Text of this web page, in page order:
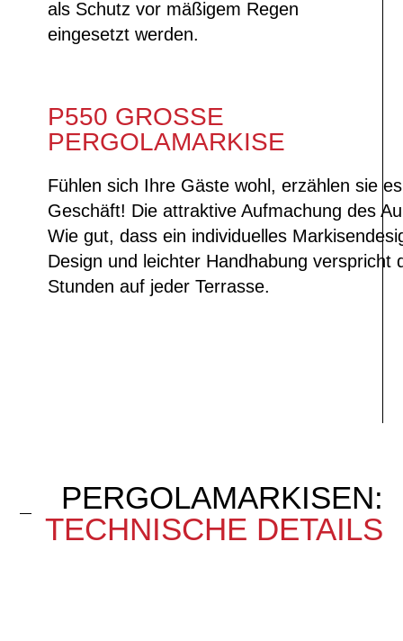
als Schutz vor mäßigem Regen
eingesetzt werden.
P550 GROSSE P
ERGOLAMARKISE
Fühlen sich Ihre Gäste wohl, erzählen sie
Geschäft! Die attraktive Aufmachung des
Wie gut, dass ein individuelles
Design und leichter Handhabung verspricht
Stunden auf jeder Terrasse.
PERGOLAMARKISEN:
TECHNISCHE DETAILS